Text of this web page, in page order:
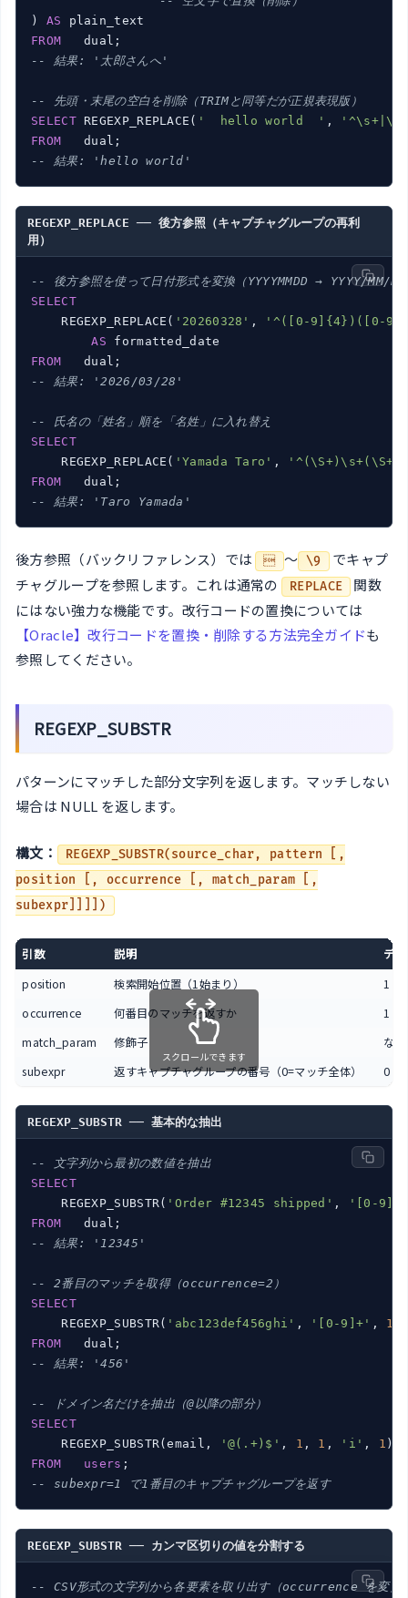
) AS
FROM
-- 結果: '太郎さんへ'
-- 先頭・末尾の空白を削除（TRIMと同等だが正規表現版）
SELECT REGEXP_REPLACE( '  hello world  ' ,
FROM
-- 結果: 'hello world'
REGEXP_REPLACE ── 後方参照（キャプチャグループの再利
用）
-- 後方参照を使って日付形式を変換（YYYYMMDD → YYYY/MM/
SELECT
    REGEXP_REPLACE(
'20260328' ,
'^([0-9]{4})([0-
AS
FROM
-- 結果: '2026/03/28'
-- 氏名の「姓名」順を「名姓」に入れ替え
SELECT
    REGEXP_REPLACE(
'Yamada Taro' ,
FROM
-- 結果: 'Taro Yamada'
後方参照（バックリファレンス）では  〜 \9
でキャプ
チャグループを参照します。これは通常の
REPLACE
関数
にはない強力な機能です。改行コードの置換については
【Oracle】改行コードを置換・削除する方法完全ガイドも
参照してください。
REGEXP_SUBSTR
パターンにマッチした部分文字列を返します。マッチしない
場合は NULL を返します。
構文：
REGEXP_SUBSTR(source_char, pattern [,
position [, occurrence [, match_param [,
subexpr]]]])
引数 説明
デ
position
検索開始位置（1始まり）
1
occurrence
何番目のマッチを返すか
1
match_param
修飾子
なし
subexpr
返すキャプチャグループの番号（0=マッチ全体） 0
スクロールできます
REGEXP_SUBSTR ── 基本的な抽出
-- 文字列から最初の数値を抽出
SELECT
    REGEXP_SUBSTR(
'Order #12345 shipped' ,
'[0-
FROM
-- 結果: '12345'
-- 2番目のマッチを取得（occurrence=2）
SELECT
    REGEXP_SUBSTR(
'abc123def456ghi' , '[0-9]+' , 1
FROM
-- 結果: '456'
-- ドメイン名だけを抽出（@以降の部分）
SELECT
    REGEXP_SUBSTR(email,
'@(.+)$' , 1 , 1 , 'i' , 1 )
FROM
users
-- subexpr=1 で1番目のキャプチャグループを返す
REGEXP_SUBSTR ── カンマ区切りの値を分割する
-- CSV形式の文字列から各要素を取り出す（occurrence を変え